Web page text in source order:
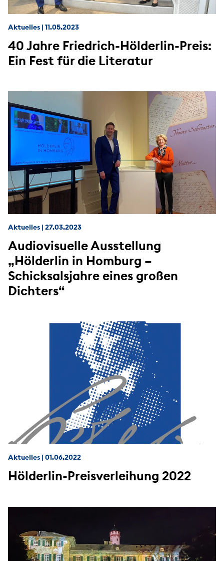
Aktuelles | 11.05.2023
40 Jahre Friedrich-Hölderlin-Preis:
Ein Fest für die Literatur
Aktuelles | 27.03.2023
Audiovisuelle Ausstellung
„Hölderlin in Homburg –
Schicksalsjahre eines großen
Dichters“
Aktuelles | 01.06.2022
Hölderlin-Preisverleihung 2022